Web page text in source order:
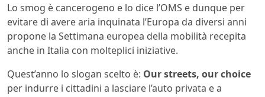
Lo smog è cancerogeno e lo dice l’OMS e dunque per
evitare di avere aria inquinata l’Europa da diversi anni
propone la Settimana europea della mobilità recepita
anche in Italia con molteplici iniziative.
Quest’anno lo slogan scelto è: Our streets, our choice
per indurre i cittadini a lasciare l’auto privata e a